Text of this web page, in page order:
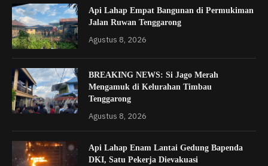
Api Lahap Empat Bangunan di Permukiman
Jalan Ruwan Tenggarong
Agustus 8, 2026
BREAKING NEWS: Si Jago Merah
Mengamuk di Kelurahan Timbau
Tenggarong
Agustus 8, 2026
Api Lahap Enam Lantai Gedung Bapenda
DKI, Satu Pekerja Dievakuasi